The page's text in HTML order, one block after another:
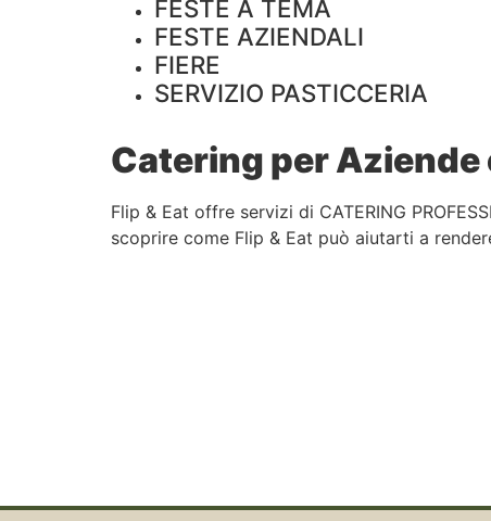
FESTE A TEMA
FESTE AZIENDALI
FIERE
SERVIZIO PASTICCERIA
Catering per Aziende
Flip & Eat offre servizi di CATERING
scoprire come Flip & Eat può aiutarti a